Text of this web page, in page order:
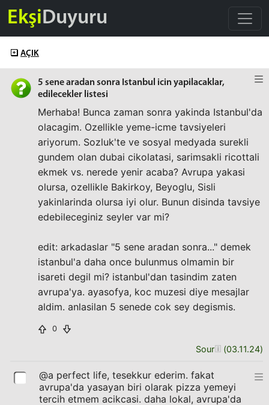
EkşiDuyuru
AÇIK
5 sene aradan sonra Istanbul icin yapilacaklar,
edilecekler listesi
Merhaba! Bunca zaman sonra yakinda Istanbul'da
olacagim. Ozellikle yeme-icme tavsiyeleri
ariyorum. Sozluk'te ve sosyal medyada surekli
gundem olan dubai cikolatasi, sarimsakli ricottali
ekmek vs. nerede yenir acaba? Avrupa yakasi
olursa, ozellikle Bakirkoy, Beyoglu, Sisli
yakinlarinda olursa iyi olur. Bunun disinda tavsiye
edebileceginiz seyler var mi?
edit: arkadaslar "5 sene aradan sonra..." demek
istanbul'a daha once bulunmus olmamin bir
isareti degil mi? istanbul'dan tasindim zaten
avrupa'ya. ayasofya, koc muzesi diye mesajlar
aldim. anlasilan 5 senede cok sey degismis.
0
Sour (03.11.24)
@a perfect life, tesekkur ederim. fakat
avrupa'da yasayan biri olarak pizza yemeyi
tercih etmem acikcasi. daha lokal, avrupa'da